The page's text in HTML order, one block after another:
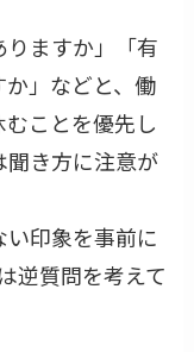
ますか」「有
」などと、働
ことを優先し
き方に注意が
印象を事前に
逆質問を考えて